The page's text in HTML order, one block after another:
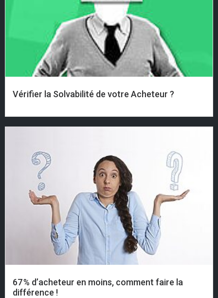
Vérifier la Solvabilité de votre Acheteur ?
67 % d’acheteur en moins, comment faire la
différence !